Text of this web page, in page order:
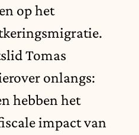
op het
Tomas
onlangs:
hebben het
impact van